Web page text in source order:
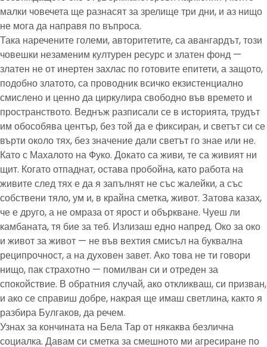
малки човечета ще разнасят за зрелище три дни, и аз нищо
не мога да направя по въпроса.
Така наречените големи, авторитетите, са авангардът, този
човешки незаменим културен ресурс и златен фонд —
златен не от инертен захлас по готовите епитети, а защото,
подобно златото, са проводник всичко екзистенциално
смислено и ценно да циркулира свободно във времето и
пространството. Веднъж разписали се в историята, трудът
им обособява център, без той да е фиксиран, и светът си се
върти около тях, без значение дали светът го знае или не.
Като с Махалото на Фуко. Докато са живи, те са живият ни
щит. Когато отпаднат, остава пробойна, като работа на
живите след тях е да я запълнят не със жалейки, а със
собствени тяло, ум и, в крайна сметка, живот. Затова казах,
че е друго, а не омраза от ярост и объркване. Чуеш ли
камбаната, тя бие за теб. Излизаш едно напред. Око за око
и живот за живот — не във вехтия смисъл на буквална
реципрочност, а на духовен завет. Ако това не ти говори
нищо, пак страхотно — помилван си и отреден за
спокойствие. В обратния случай, ако откликваш, си призван,
и ако се справиш добре, накрая ще имаш светлина, както я
разбира Булгаков, да речем.
Узнах за кончината на Бела Тар от някаква безлична
социалка. Давам си сметка за смешното ми агресиране по